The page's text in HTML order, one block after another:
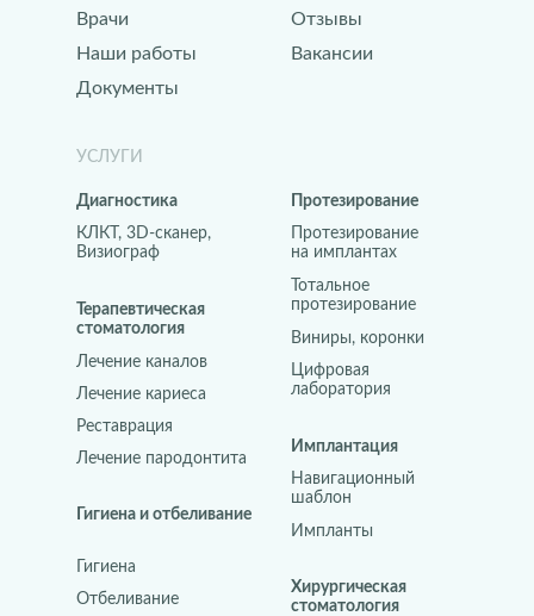
Вакансии
Документы
Отзывы
Наши работы
Врачи
Реставрация
Лечение пародонтита
Лечение кариеса
Лечение каналов
Терапевтическая
стоматология
Отбеливание
Гигиена
Гигиена и отбеливание
КЛКТ, 3D-сканер,
Визиограф
Диагностика
УСЛУГИ
Тотальное
протезирование
Виниры, коронки
Цифровая
лаборатория
Протезирование
на имплантах
Протезирование
Импланты
Навигационный
шаблон
Имплантация
Хирургическая
стоматология